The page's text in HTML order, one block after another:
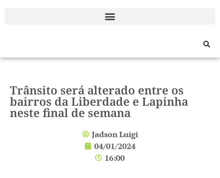
Trânsito será alterado entre os
bairros da Liberdade e Lapinha
neste final de semana
Jadson Luigi
04/01/2024
16:00